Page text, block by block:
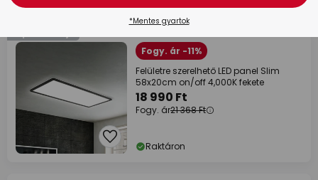
58 tételek Szűrő1
Fogy. ár -11%
Felületre szerelhető LED panel Slim
58x20cm on/off 4,000K fekete
18 990 Ft
Fogy. ár21 368 Ft
Raktáron
*Mentes gyartok